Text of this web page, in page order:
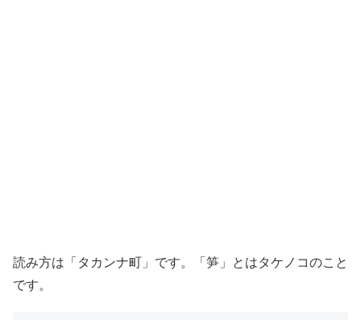
読み方は「タカンナ町」です。「笋」とはタケノコのこと
です。